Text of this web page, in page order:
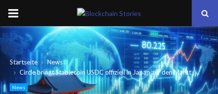
PRIMARY
MENU
Startseite
News
Circle bringt Stablecoin USDC offiziell in Japan auf den Markt
News